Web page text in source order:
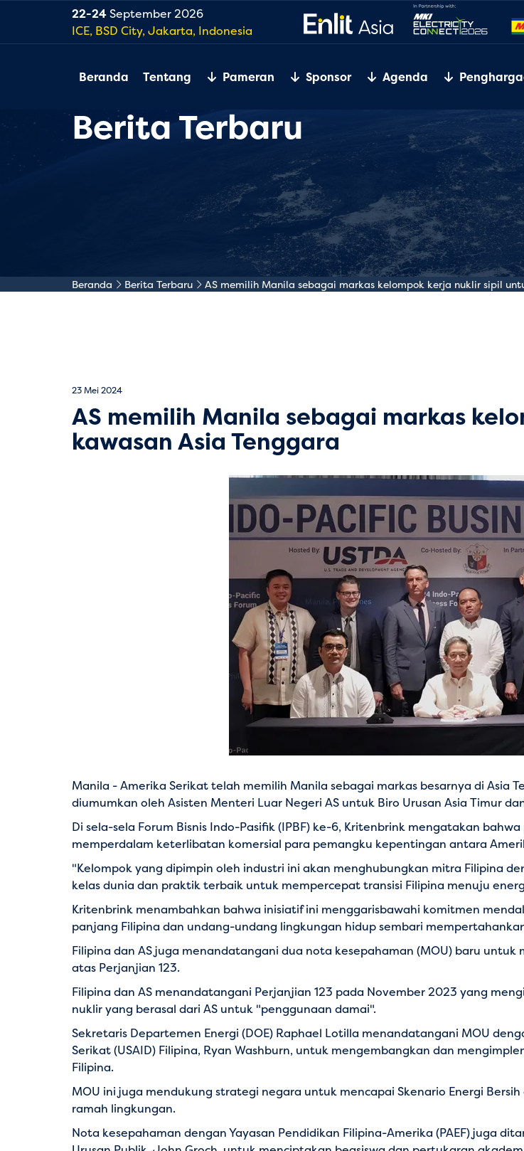
22-24September 2026
ICE, BSD City, Jakarta, Indonesia
Beranda Tentang Pameran Sponsor Agenda
Berita Terbaru
Beranda Berita Terbaru AS memilih Manila sebagai markas kelompok kerja nuklir sipil
23 Mei 2024
AS memilih Manila sebagai markas
kawasan Asia Tenggara
Manila - Amerika Serikat telah memilih Manila sebagai markas besarnya di Asia
diumumkan oleh Asisten Menteri Luar Negeri AS untuk Biro Urusan Asia Timur
Di sela-sela Forum Bisnis Indo-Pasifik (IPBF) ke-6, Kritenbrink mengatakan
memperdalam keterlibatan komersial para pemangku kepentingan antara
"Kelompok yang dipimpin oleh industri ini akan menghubungkan mitra Filipina
kelas dunia dan praktik terbaik untuk mempercepat transisi Filipina menuju
Kritenbrink menambahkan bahwa inisiatif ini menggarisbawahi komitmen
panjang Filipina dan undang-undang lingkungan hidup sembari
Filipina dan AS juga menandatangani dua nota kesepahaman (MOU) baru
atas Perjanjian 123.
Filipina dan AS menandatangani Perjanjian 123 pada November 2023 yang
nuklir yang berasal dari AS untuk "penggunaan damai".
Sekretaris Departemen Energi (DOE) Raphael Lotilla menandatangani MOU
Serikat (USAID) Filipina, Ryan Washburn, untuk mengembangkan dan
Filipina.
MOU ini juga mendukung strategi negara untuk mencapai Skenario Energi
ramah lingkungan.
Nota kesepahaman dengan Yayasan Pendidikan Filipina-Amerika (PAEF) juga